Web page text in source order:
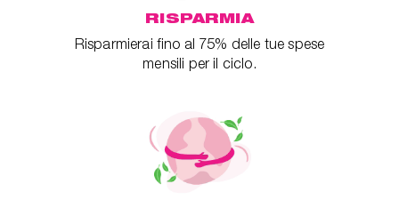
RISPARMIA
Risparmierai fino al 75% delle tue spese
mensili per il ciclo.